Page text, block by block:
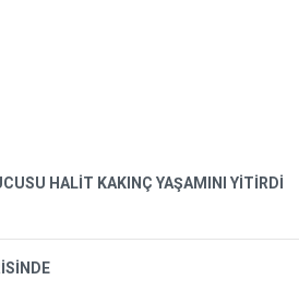
HALİT KAKINÇ YAŞAMINI YİTİRDİ